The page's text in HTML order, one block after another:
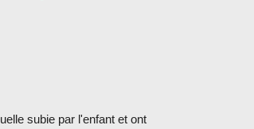
subie par l'enfant et ont